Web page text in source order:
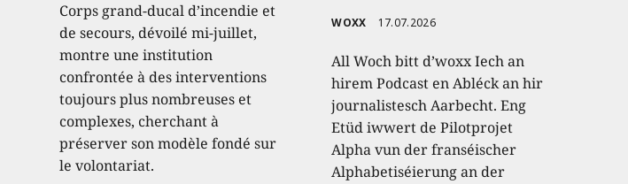
Corps grand-ducal d’incendie et
de secours, dévoilé mi-juillet,
montre une institution
confrontée à des interventions
toujours plus nombreuses et
complexes, cherchant à
préserver son modèle fondé sur
le volontariat.
WOXX 17.07.2026
All Woch bitt d’woxx Iech an
hirem Podcast en Abléck an hir
journalistesch Aarbecht. Eng
Etüd iwwert de Pilotprojet
Alpha vun der franséischer
Alphabetiséierung an der